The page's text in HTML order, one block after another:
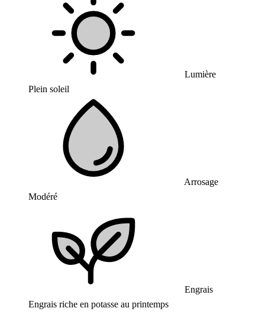
Lumière
Plein soleil
Arrosage
Modéré
Engrais
Engrais riche en potasse au printemps